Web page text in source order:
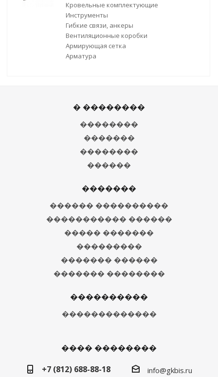
Кровельные комплектующие
Инструменты
Гибкие связи, анкеры
Вентиляционные коробки
Армирующая сетка
Арматура
� ��������
��������
�������
��������
������
�������
������ ����������
����������� ������
����� �������
���������
������� ������
������� ��������
����������
�������������
���� ��������
+7 (812) 688-88-18
info@gkbis.ru